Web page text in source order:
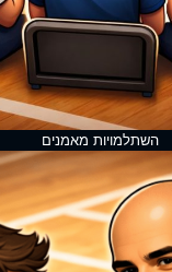
השתלמויות מאמנים